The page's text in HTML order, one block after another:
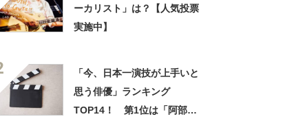
ーカリスト」は？【人気投票
実施中】
「今、日本一演技が上手いと
思う俳優」ランキング
TOP14！ 第1位は「阿部